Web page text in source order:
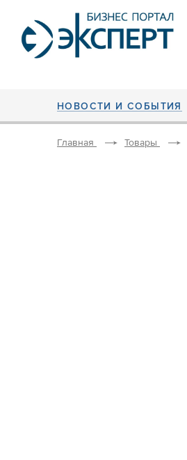
НОВОСТИ И СОБЫТИЯ
Главная Товары